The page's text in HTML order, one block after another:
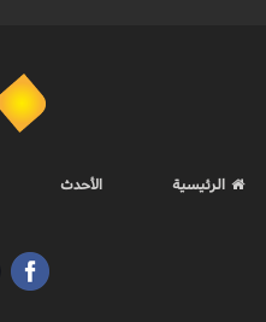
الرئيسية الأحدث